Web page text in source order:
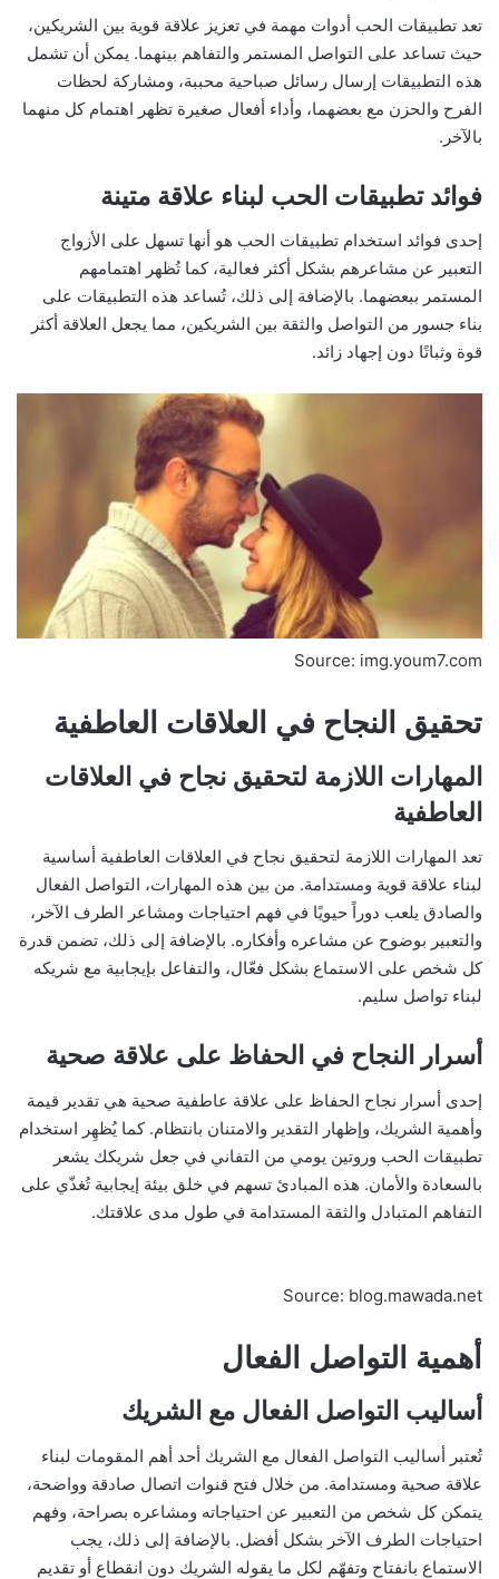
‏تعد تطبيقات الحب أدوات مهمة في تعزيز علاقة قوية بين الشريكين،
حيث تساعد على التواصل المستمر والتفاهم بينهما. يمكن أن تشمل
هذه التطبيقات إرسال رسائل صباحية محببة، ومشاركة لحظات
الفرح والحزن مع بعضهما، وأداء أفعال صغيرة تظهر اهتمام كل منهما
بالآخر.
فوائد تطبيقات الحب لبناء علاقة متينة
‏إحدى فوائد استخدام تطبيقات الحب هو أنها تسهل على الأزواج
التعبير عن مشاعرهم بشكل أكثر فعالية، كما تُظهر اهتمامهم
المستمر ببعضهما. بالإضافة إلى ذلك، تُساعد هذه التطبيقات على
بناء جسور من التواصل والثقة بين الشريكين، مما يجعل العلاقة أكثر
قوة وثباتًا دون إجهاد زائد.
Source: img.youm7.com
تحقيق النجاح في العلاقات العاطفية
المهارات اللازمة لتحقيق نجاح في العلاقات
العاطفية
تعد المهارات اللازمة لتحقيق نجاح في العلاقات العاطفية أساسية
لبناء علاقة قوية ومستدامة. من بين هذه المهارات، التواصل الفعال
والصادق يلعب دوراً حيويًا في فهم احتياجات ومشاعر الطرف الآخر،
والتعبير بوضوح عن مشاعره وأفكاره. بالإضافة إلى ذلك، تضمن قدرة
كل شخص على الاستماع بشكل فعّال، والتفاعل بإيجابية مع شريكه
لبناء تواصل سليم.
أسرار النجاح في الحفاظ على علاقة صحية
إحدى أسرار نجاح الحفاظ على علاقة عاطفية صحية هي تقدير قيمة
وأهمية الشريك، وإظهار التقدير والامتنان بانتظام. كما يُظهِر استخدام
تطبيقات الحب وروتين يومي من التفاني في جعل شريكك يشعر
بالسعادة والأمان. هذه المبادئ تسهم في خلق بيئة إيجابية تُغذّي على
التفاهم المتبادل والثقة المستدامة في طول مدى علاقتك.
Source: blog.mawada.net
أهمية التواصل الفعال
أساليب التواصل الفعال مع الشريك
تُعتبر أساليب التواصل الفعال مع الشريك أحد أهم المقومات لبناء
علاقة صحية ومستدامة. من خلال فتح قنوات اتصال صادقة وواضحة،
يتمكن كل شخص من التعبير عن احتياجاته ومشاعره بصراحة، وفهم
احتياجات الطرف الآخر بشكل أفضل. بالإضافة إلى ذلك، يجب
الاستماع بانفتاح وتفهّم لكل ما يقوله الشريك دون انقطاع أو تقديم